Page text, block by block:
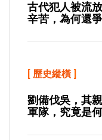
古代犯人被流
辛苦，為何還
[ 歷史縱橫 ]
劉備伐吳，其
軍隊，究竟是